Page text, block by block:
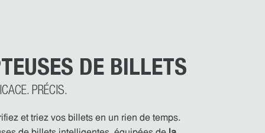
DE BILLETS
PRÉCIS.
et triez vos billets en un rien de temps.